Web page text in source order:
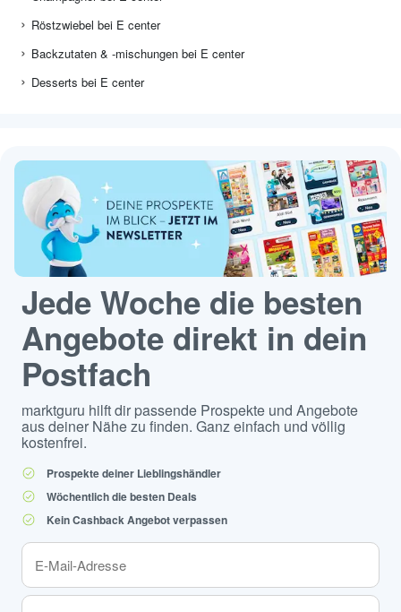
Röstzwiebel bei E center
Backzutaten & -mischungen bei E center
Desserts bei E center
Jede Woche die besten
Angebote direkt in dein
Postfach
marktguru hilft dir passende Prospekte und Angebote
aus deiner Nähe zu finden. Ganz einfach und völlig
kostenfrei.
Prospekte deiner Lieblingshändler
Wöchentlich die besten Deals
Kein Cashback Angebot verpassen